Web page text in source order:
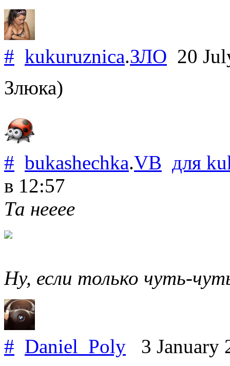
# kukuruznica.ЗЛО 20
Злюка)
# bukashechka.VB для
в 12:57
Та нееее
Ну, если только чуть-
# Daniel_Poly 3 January